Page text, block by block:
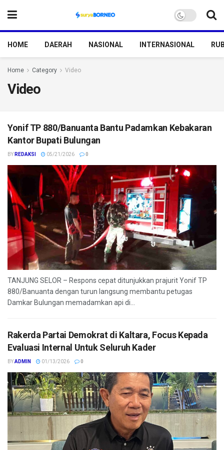
HOME DAERAH NASIONAL INTERNASIONAL
Home Category Video
Video
Yonif TP 880/Banuanta Bantu Padamkan Kebakaran
Kantor Bupati Bulungan
BY REDAKSI 05/21/2026 0
TANJUNG SELOR – Respons cepat ditunjukkan prajurit Yonif TP
880/Banuanta dengan turun langsung membantu petugas
Damkar Bulungan memadamkan api di...
Rakerda Partai Demokrat di Kaltara, Focus Kepada
Evaluasi Internal Untuk Seluruh Kader
BYADMIN 01/13/2026 0